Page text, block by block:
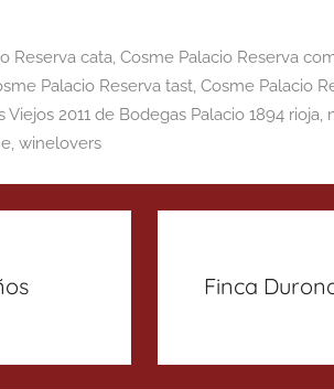
Reserva cata, Cosme Palacio Reserva
Palacio Reserva tast, Cosme Palacio
2011 de Bodegas Palacio 1894 rioja,
, winelovers
Finca